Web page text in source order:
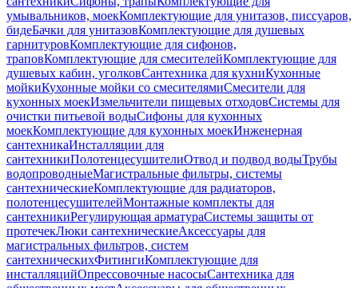
умывальников, моекКомплектующие для унитазов, писсуаров,
бидеБачки для унитазовКомплектующие для душевых
гарнитуровКомплектующие для сифонов,
траповКомплектующие для смесителейКомплектующие для
душевых кабин, уголковСантехника для кухниКухонные
мойкиКухонные мойки со смесителямиСмесители для
кухонных моекИзмельчители пищевых отходовСистемы для
очистки питьевой водыСифоны для кухонных
моекКомплектующие для кухонных моекИнженерная
сантехникаИнсталляции для
сантехникиПолотенцесушителиОтвод и подвод водыТрубы
водопроводныеМагистральные фильтры, системы
сантехническиеКомплектующие для радиаторов,
полотенцесушителейМонтажные комплекты для
сантехникиРегулирующая арматураСистемы защиты от
протечекЛюки сантехническиеАксессуары для
магистральных фильтров, систем
сантехническихФитингиКомплектующие для
инсталляцийОпрессовочные насосыСантехника для